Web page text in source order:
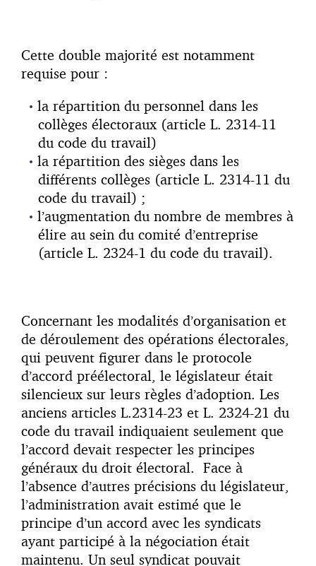
Cette double majorité est notamment
requise pour :
la répartition du personnel dans les
collèges électoraux (article L. 2314-11
du code du travail)
la répartition des sièges dans les
différents collèges (article L. 2314-11 du
code du travail) ;
l’augmentation du nombre de membres à
élire au sein du comité d’entreprise
(article L. 2324-1 du code du travail).
Concernant les modalités d’organisation et
de déroulement des opérations électorales,
qui peuvent figurer dans le protocole
d’accord préélectoral, le législateur était
silencieux sur leurs règles d’adoption. Les
anciens articles L.2314-23 et L. 2324-21 du
code du travail indiquaient seulement que
l’accord devait respecter les principes
généraux du droit électoral. Face à
l’absence d’autres précisions du législateur,
l’administration avait estimé que le
principe d’un accord avec les syndicats
ayant participé à la négociation était
maintenu. Un seul syndicat pouvait